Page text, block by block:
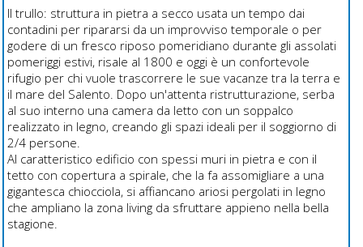
Il trullo: struttura in pietra a secco usata un tempo dai
contadini per ripararsi da un improvviso temporale o per
godere di un fresco riposo pomeridiano durante gli assolati
pomeriggi estivi, risale al 1800 e oggi è un confortevole
rifugio per chi vuole trascorrere le sue vacanze tra la terra e
il mare del Salento. Dopo un'attenta ristrutturazione, serba
al suo interno una camera da letto con un soppalco
realizzato in legno, creando gli spazi ideali per il soggiorno di
2/4 persone.
Al caratteristico edificio con spessi muri in pietra e con il
tetto con copertura a spirale, che la fa assomigliare a una
gigantesca chiocciola, si affiancano ariosi pergolati in legno
che ampliano la zona living da sfruttare appieno nella bella
stagione.